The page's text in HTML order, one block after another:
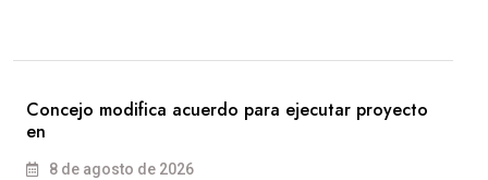
Concejo modifica acuerdo para ejecutar proyecto
en
8 de agosto de 2026